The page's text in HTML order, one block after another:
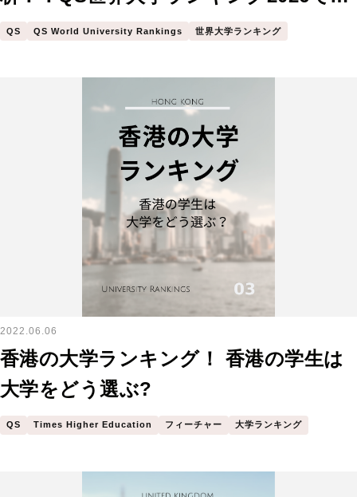
ジアの大学はどう動いた？
QS QS World University Rankings 世界大学ランキング
2022.06.06
香港の大学ランキング！ 香港の学生は
大学をどう選ぶ?
QS Times Higher Education フィーチャー 大学ランキング